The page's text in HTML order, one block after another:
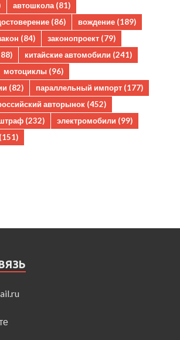
автошкола(81)
(86) вождение (189)
(84) законопроект (79)
китайские автомобили (241)
мотоциклы (96)
(82) параллельный импорт (177)
авторынок (452)
(232) электромобили (99)
(151)